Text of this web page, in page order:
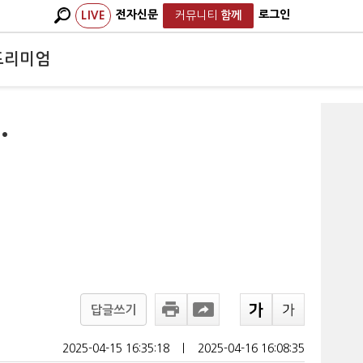
LIVE 전자신문 커뮤니티 함께 로그인
리미엄
답글쓰기
2025-04-15 16:35:18 2025-04-16 16:08:35